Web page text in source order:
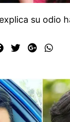
su odio